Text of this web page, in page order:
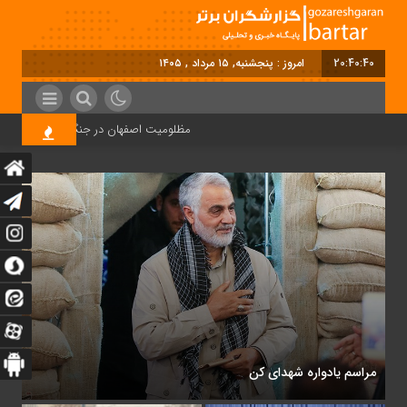
20:40:40 امروز : پنجشنبه, ۱۵ مرداد , ۱۴۰۵
مظلومیت اصفهان در جنگ رمضان
بزرگداشت هفته پژوهش